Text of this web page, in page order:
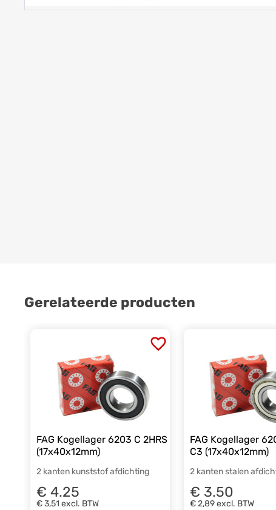
Gerelateerde producten
FAG Kogellager 6203 C 2HRS
(17x40x12mm)
2 kanten kunststof afdichting
€ 4.25
€ 3,51 excl. BTW
FAG Kogellager
C3 (17x40x12mm)
2 kanten stalen
€ 3.50
€ 2,89excl. BTW